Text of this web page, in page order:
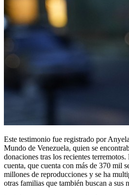
Este testimonio fue registrado por
Mundo de Venezuela, quien se
donaciones tras los recientes
cuenta, que cuenta con más de 370 mil
millones de reproducciones y se ha
otras familias que también buscan a sus